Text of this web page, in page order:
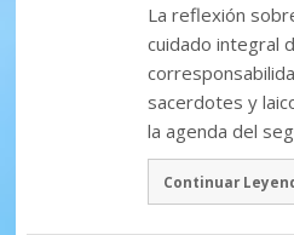
La reflexión
cuidado integral
sacerdotes y
la agenda del
Continuar